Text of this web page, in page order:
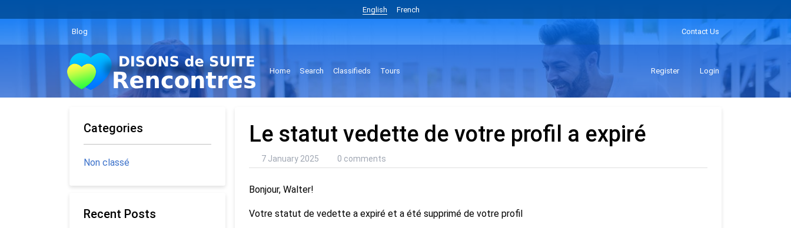
English French
Blog Contact Us
Home Search Classifieds Tours Register Login
Le statut vedette de votre profil a expiré
7 January 2025 0 comments
Bonjour, Walter!
Votre statut de vedette a expiré et a été supprimé de votre profil
Categories
Non classé
Recent Posts